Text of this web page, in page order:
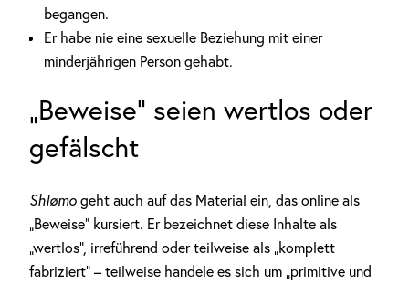
begangen.
Er habe nie eine sexuelle Beziehung mit einer
minderjährigen Person gehabt.
„Beweise“ seien wertlos oder
gefälscht
Shlømo geht auch auf das Material ein, das online als
„Beweise“ kursiert. Er bezeichnet diese Inhalte als
„wertlos“, irreführend oder teilweise als „komplett
fabriziert“ – teilweise handele es sich um „primitive und